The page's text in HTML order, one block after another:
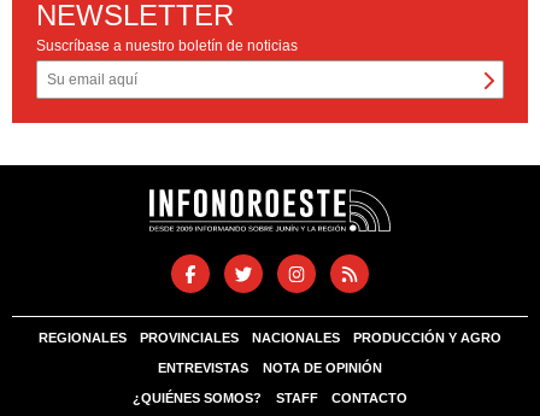
NEWSLETTER
Suscríbase a nuestro boletín de noticias
REGIONALES PROVINCIALES NACIONALES PRODUCCIÓN Y AGRO
ENTREVISTAS NOTA DE OPINIÓN
¿QUIÉNES SOMOS? STAFF CONTACTO